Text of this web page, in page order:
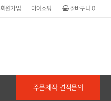
장바구니 0
마이쇼핑
회원가입
주문제작 견적문의